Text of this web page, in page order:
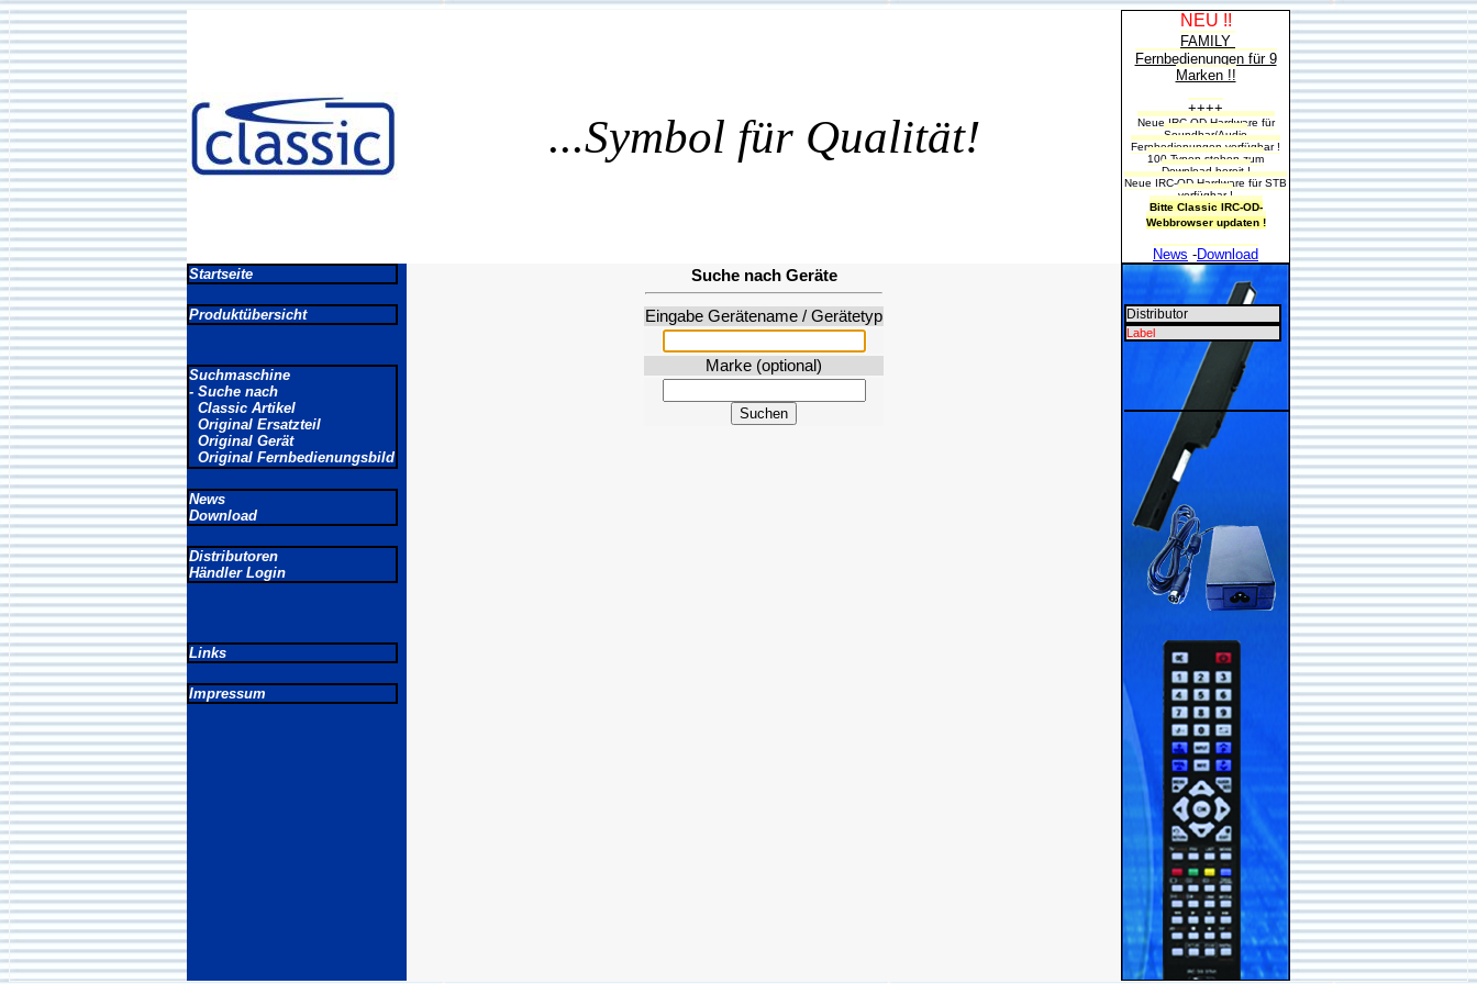
...Symbol für Qualität!
NEU !!
FAMILY
Fernbedienungen für 9
Marken !!
++++
Neue IRC-OD-Hardware für
Soundbar/Audio
Fernbedienungen verfügbar !
100 Typen stehen zum
Download bereit !
Neue IRC-OD-Hardware für STB
verfügbar !
Bitte Classic IRC-OD-
Webbrowser updaten !
News -Download
Startseite
Produktübersicht
Suchmaschine
- Suche nach
Classic Artikel
Original Ersatzteil
Original Gerät
Original Fernbedienungsbild
News
Download
Distributoren
Händler Login
Links
Impressum
Suche nach Geräte
Eingabe Gerätename / Gerätetyp
Marke (optional)
Distributor
Label